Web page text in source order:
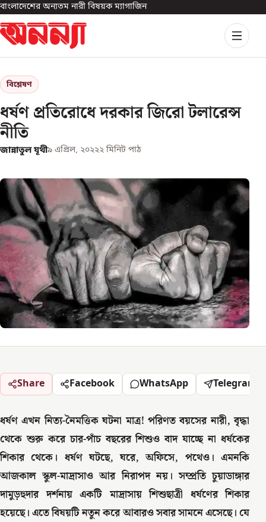
বাংলাদেশের অন্যতম নারী বিষয়ক ম্যাগাজিন
বিশ্লেষণ
ধর্ষণ প্রতিরোধে দরকার জিরো টলারেন্স
নীতি
জান্নাতুল যূথী৯ এপ্রিল, ২০২২২ মিনিট পাঠ
Share Facebook WhatsApp Telegram
ধর্ষণ এখন নিত্য-নৈমত্তিক ঘটনা মাত্র! পরিণত বয়সের নারী, বৃদ্ধা
থেকে শুরু করে চার-পাঁচ বছরের শিশুও বাদ যাচ্ছে না ধর্ষকের
শিকার থেকে। ধর্ষণ ঘটছে, ঘরে, অফিসে, পথেও। এমনকি
আজকাল স্কুল-মাদ্রাসাও আর নিরাপদ নয়। সম্প্রতি চুয়াডাঙ্গার
দামুড়হুদার দর্শনায় একটি মাদ্রাসায় শিশুছাত্রী ধর্ষণের শিকার
হয়েছে। এতে বিষয়টি নতুন করে আবারও সবার সামনে এসেছে। যে